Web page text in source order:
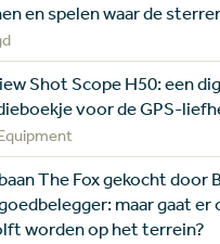
en spelen waar de
Shot Scope H50: een
voor de GPS-
The Fox gekocht door
maar gaat er
worden op het terrein?